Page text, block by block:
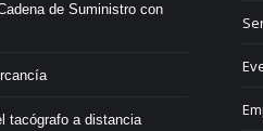
de Suministro con
tacógrafo a distancia